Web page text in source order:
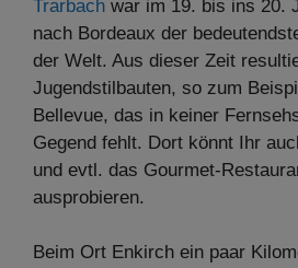
Trarbach war im 19. bis ins 20.
nach Bordeaux der
der Welt. Aus dieser Zeit
Jugendstilbauten, so zum
Bellevue, das in keiner
Gegend fehlt. Dort könnt Ihr
und evtl. das Gourmet-
ausprobieren.
Beim Ort Enkirch ein paar